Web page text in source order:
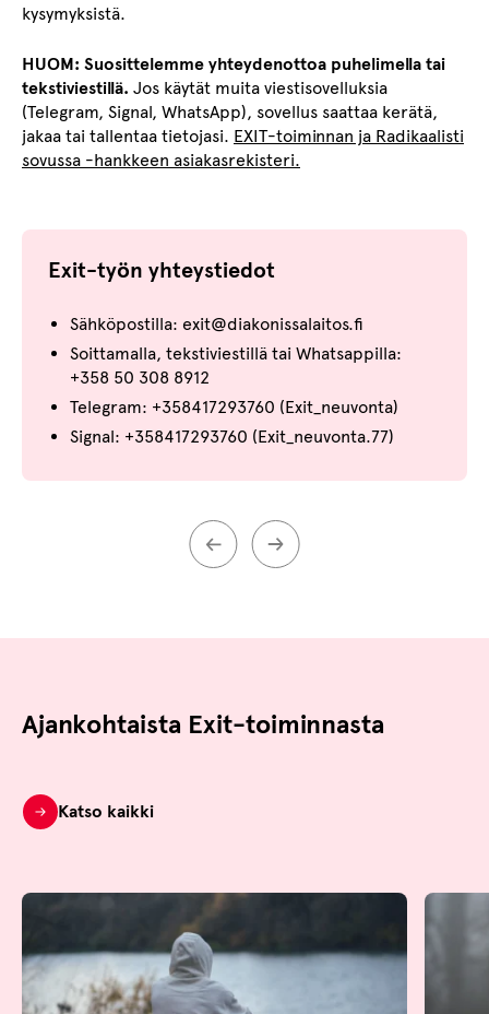
kysymyksistä.
HUOM: Suosittelemme yhteydenottoa puhelimella tai
tekstiviestillä. Jos käytät muita viestisovelluksia
(Telegram, Signal, WhatsApp), sovellus saattaa kerätä,
jakaa tai tallentaa tietojasi. EXIT-toiminnan ja Radikaalisti
sovussa -hankkeen asiakasrekisteri.
Exit-työn yhteystiedot
Sähköpostilla: exit@diakonissalaitos.fi
Soittamalla, tekstiviestillä tai Whatsappilla:
+358 50 308 8912
Telegram: +358417293760 (Exit_neuvonta)
Signal: +358417293760 (Exit_neuvonta.77)
Ajankohtaista Exit-toiminnasta
Katso kaikki